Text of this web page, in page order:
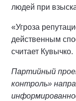
людей при
«Угроза
действенным
считает Кувычко.
Партийный
контроль»